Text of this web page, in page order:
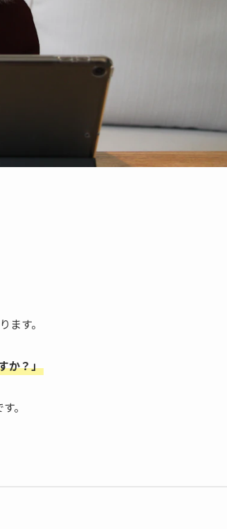
す。
か？」
。